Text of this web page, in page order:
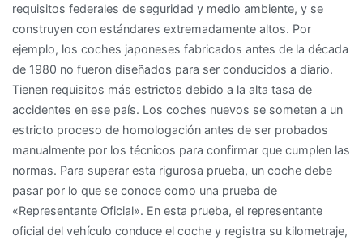
requisitos federales de seguridad y medio ambiente, y se
construyen con estándares extremadamente altos. Por
ejemplo, los coches japoneses fabricados antes de la década
de 1980 no fueron diseñados para ser conducidos a diario.
Tienen requisitos más estrictos debido a la alta tasa de
accidentes en ese país. Los coches nuevos se someten a un
estricto proceso de homologación antes de ser probados
manualmente por los técnicos para confirmar que cumplen las
normas. Para superar esta rigurosa prueba, un coche debe
pasar por lo que se conoce como una prueba de
«Representante Oficial». En esta prueba, el representante
oficial del vehículo conduce el coche y registra su kilometraje,